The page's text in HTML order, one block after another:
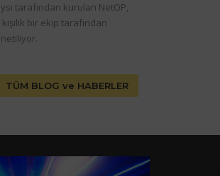
tarafından kurulan NetOP,
kişilik bir ekip tarafından
TÜM BLOG ve HABERLER